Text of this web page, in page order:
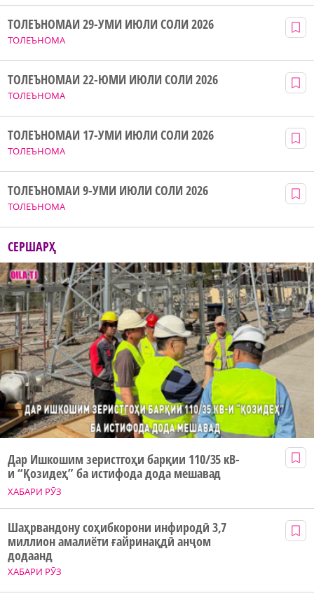
ТОЛЕЪНОМА
ТОЛЕЪНОМАИ 29-УМИ ИЮЛИ СОЛИ 2026
ТОЛЕЪНОМА
ТОЛЕЪНОМАИ 22-ЮМИ ИЮЛИ СОЛИ 2026
ТОЛЕЪНОМА
ТОЛЕЪНОМАИ 17-УМИ ИЮЛИ СОЛИ 2026
ТОЛЕЪНОМА
ТОЛЕЪНОМАИ 9-УМИ ИЮЛИ СОЛИ 2026
СЕРШАРҲ
ХАБАРИ РӮЗ
Дар Ишкошим зеристгоҳи барқии 110/35 кВ-
и “Қозидеҳ” ба истифода дода мешавад
ХАБАРИ РӮЗ
Шаҳрвандону соҳибкорони инфиродӣ 3,7
миллион амалиёти ғайринақдӣ анҷом
додаанд